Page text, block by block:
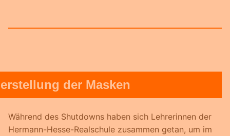
der Masken
Während des Shutdowns haben sich Lehrerinnen der
Hermann-Hesse-Realschule zusammen getan, um im